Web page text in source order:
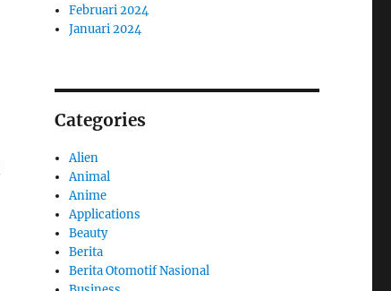
Februari 2024
Januari 2024
Categories
Alien
Animal
Anime
Applications
Beauty
Berita
Berita Otomotif Nasional